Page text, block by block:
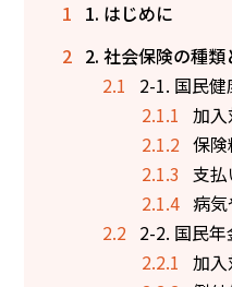
1 1. はじめに
2 2. 社会保険の種
2.1
2-1. 国民健
2.1.1 加
2.1.2 保
2.1.3 支
2.1.4 病
2.2 2-2. 国民年
2.2.1 加入